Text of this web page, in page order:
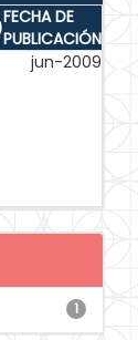
FECHA DE
PUBLICACIÓN
jun-2009
1